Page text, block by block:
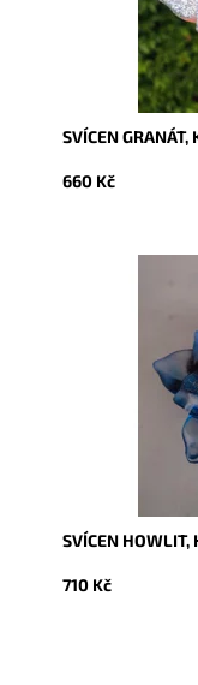
SVÍCEN GRANÁT,
660 Kč
SVÍCEN HOWLIT,
710 Kč